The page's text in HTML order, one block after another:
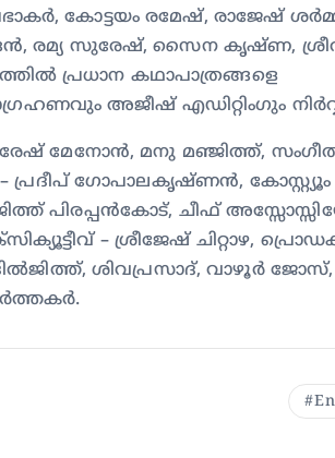
കോട്ടയം രമേഷ്, രാജേഷ്
രമ്യ സുരേഷ്, സൈന കൃഷ്ണ,
പ്രധാന കഥാപാത്രങ്ങളെ
അജീഷ് എഡിറ്റിംഗും
മേനോന്‍, മനു മഞ്ജിത്ത്,
– പ്രദീപ് ഗോപാലകൃഷ്ണൻ,
പിരപ്പൻകോട്, ചീഫ്
– ശ്രീജേഷ് ചിറ്റാഴ,
ശിവപ്രസാദ്, വാഴൂർ ജോസ്,